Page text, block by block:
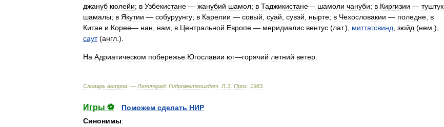
джануб кюлейи; в Узбекистане — жанубий шамол; в Таджикистане— шамоли чануби; в Киргизии — туштук
шамалы; в Якутии — собуруунгу; в Карелии — совый суай сувэй нырте; в Чехословакии — поледне в
Китае и Корее— нан нам в Центральной Европе — меридиалис вентус (лат.), миттагсвинд зюйд (нем .),
саут(англ .).
На Адриатическом побережье Югославии юг—горячий летний ветер
Словарь ветров . — Ленинград: Гидрометеоиздат Л З Прох 1983
Игры ⚽
Поможем сделать НИР
Синонимы: